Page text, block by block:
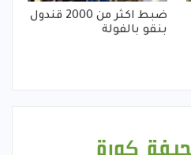
ضبط اكثر من 2000 قندول
بنقو بالفولة